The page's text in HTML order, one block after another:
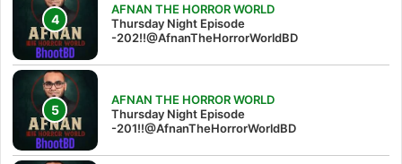
AFNAN THE HORROR WORLD
Thursday Night Episode
-202!!@AfnanTheHorrorWorldBD
AFNAN THE HORROR WORLD
Thursday Night Episode
-201!!@AfnanTheHorrorWorldBD